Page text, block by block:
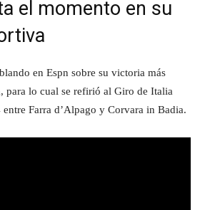
el momento en su
en Espn sobre su victoria más
para lo cual se refirió al Giro de Italia
Farra d’Alpago y Corvara in Badia.